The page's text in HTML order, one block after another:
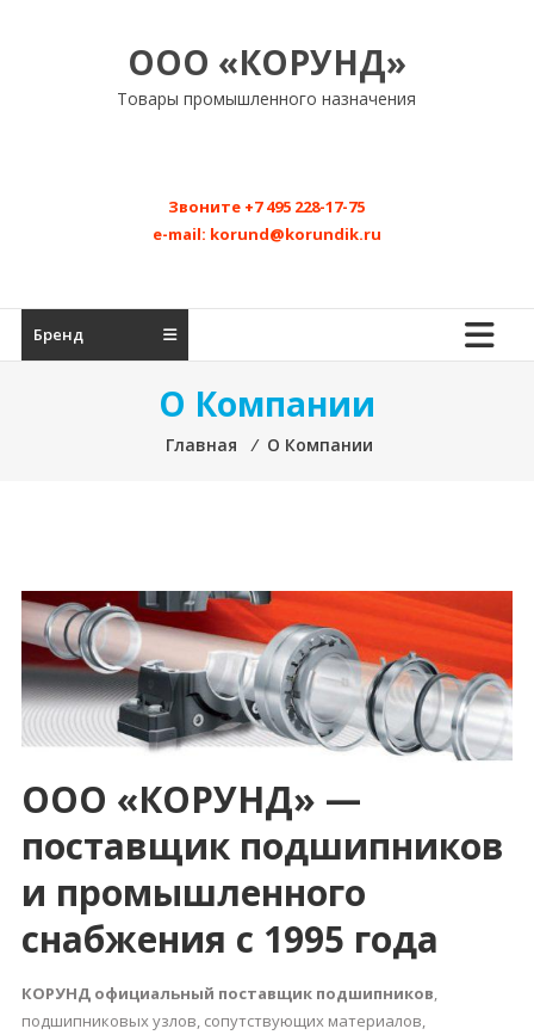
ООО «КОРУНД»
Товары промышленного назначения
Звоните +7 495 228-17-75
e-mail: korund@korundik.ru
Бренд
О Компании
Главная ⁄ О Компании
ООО «КОРУНД» —
поставщик подшипников
и промышленного
снабжения с 1995 года
КОРУНД официальный поставщик подшипников
подшипниковых узлов, сопутствующих материалов,